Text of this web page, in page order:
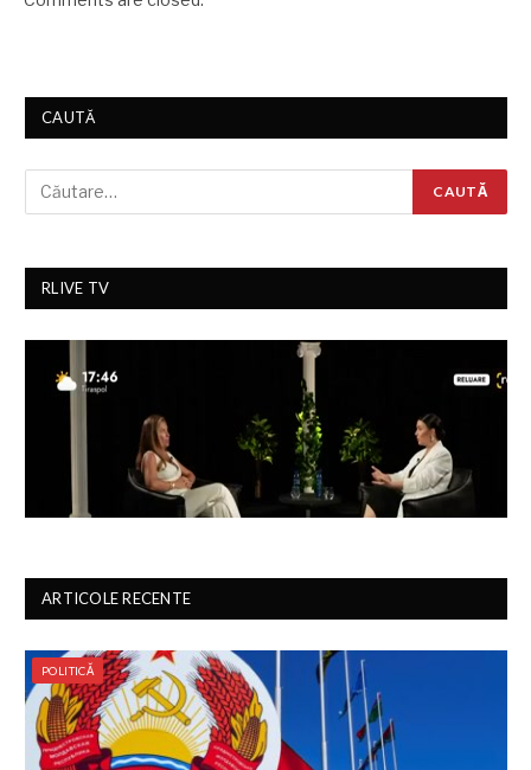
CAUTĂ
RLIVE TV
ARTICOLE RECENTE
POLITICĂ